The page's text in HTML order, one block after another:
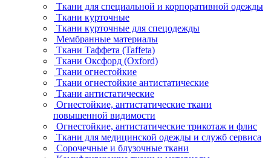
Ткани для специальной и корпоративной одежды
Ткани курточные
Ткани курточные для спецодежды
Мембранные материалы
Ткани Таффета (Taffeta)
Ткани Оксфорд (Oxford)
Ткани огнестойкие
Ткани огнестойкие антистатические
Ткани антистатические
Огнестойкие, антистатические ткани
повышенной видимости
Огнестойкие, антистатические трикотаж и флис
Ткани для медицинской одежды и служб сервиса
Сорочечные и блузочные ткани